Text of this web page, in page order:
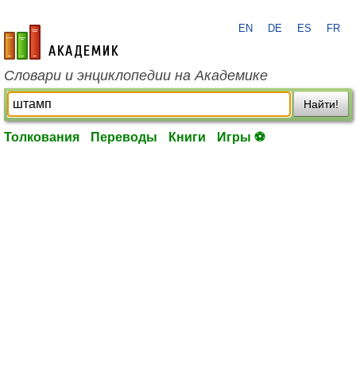
academic.ru
EN DE ES FR
Словари и энциклопедии на Академике
Найти!
Толкования Переводы Книги Игры ⚽